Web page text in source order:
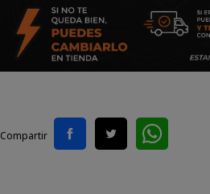
Compartir